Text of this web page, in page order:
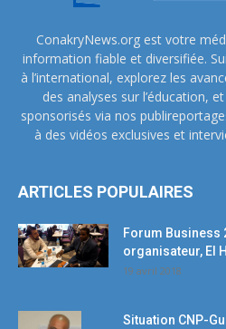
ConakryNews.org est votre
information fiable et diversifiée.
à l’international, explorez les
des analyses sur l’éducation,
sponsorisés via nos
à des vidéos exclusives et
ARTICLES POPULAIRES
Forum Business
organisateur, El
19 avril 2018
Situation CNP-